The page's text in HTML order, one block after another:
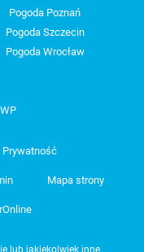
Pogoda Poznań
Pogoda Szczecin
Pogoda Wrocław
Prywatność
Mapa strony
lub jakiekolwiek inne